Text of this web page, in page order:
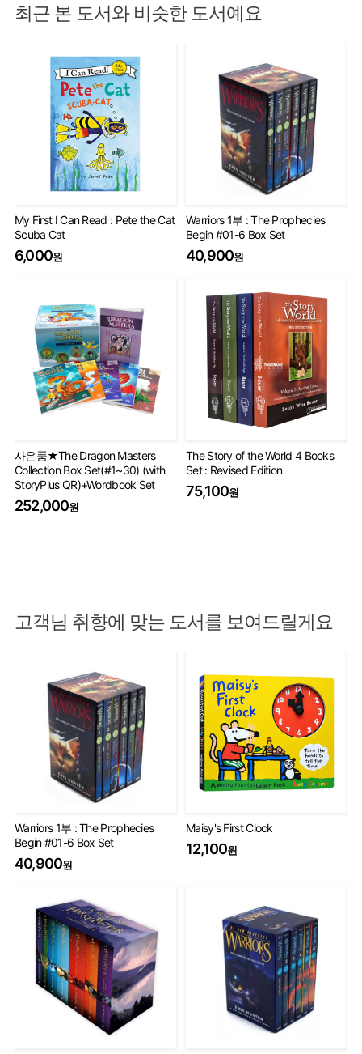
최근 본 도서와 비슷한 도서예요
My First I Can Read : Pete the Cat
Scuba Cat
6,000원
Warriors 1부 : The Prophecies
Begin #01-6 Box Set
40,900원
사은품★The Dragon Masters
Collection Box Set(#1~30) (with
StoryPlus QR)+Wordbook Set
252,000원
The Story of the World 4 Books
Set : Revised Edition
75,100원
고객님 취향에 맞는 도서를 보여드릴게요
Warriors 1부 : The Prophecies
Begin #01-6 Box Set
40,900원
Maisy's First Clock
12,100원